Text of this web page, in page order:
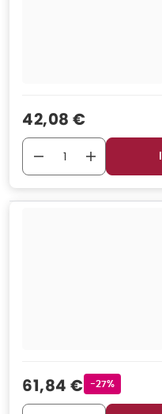
Verkaufspreis
42,08 €
Verkaufspreis
61,84 € Rabattstempel
-27%